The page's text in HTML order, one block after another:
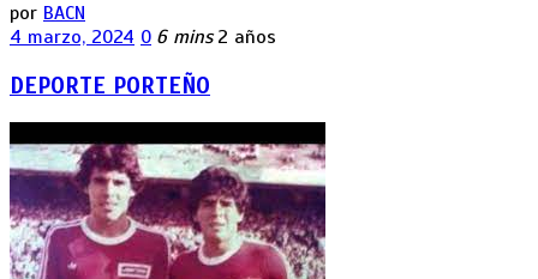
por BACN
4 marzo, 2024 0 6 mins 2 años
DEPORTE PORTEÑO